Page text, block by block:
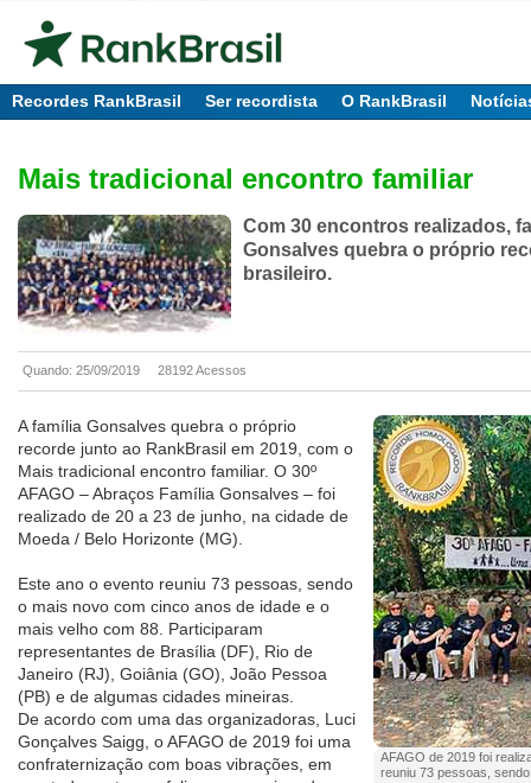
Recordes RankBrasil Ser recordista O RankBrasil
Mais tradicional encontro familiar
Com 30 encontros realizados,
Gonsalves quebra o próprio
brasileiro.
Quando: 25/09/2019 28192 Acessos
AFAGO de 2019 foi
reuniu 73 pessoas,
A família Gonsalves quebra o próprio
recorde junto ao RankBrasil em 2019, com o
Mais tradicional encontro familiar. O 30º
AFAGO – Abraços Família Gonsalves – foi
realizado de 20 a 23 de junho, na cidade de
Moeda / Belo Horizonte (MG).
Este ano o evento reuniu 73 pessoas, sendo
o mais novo com cinco anos de idade e o
mais velho com 88. Participaram
representantes de Brasília (DF), Rio de
Janeiro (RJ), Goiânia (GO), João Pessoa
(PB) e de algumas cidades mineiras.
De acordo com uma das organizadoras, Luci
Gonçalves Saigg, o AFAGO de 2019 foi uma
confraternização com boas vibrações, em